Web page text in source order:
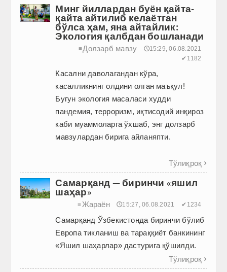
Минг йиллардан буён қайта-
қайта айтилиб келаётган
бўлса ҳам, яна айтайлик:
Экология қалбдан бошланади
≡Долзарб мавзу
🕔15:29, 06.08.2021
✔1182
Касални даволагандан кўра,
касалликнинг олдини олган маъқул!
Бугун экология масаласи худди
пандемия, терроризм, иқтисодий инқироз
каби муаммоларга ўхшаб, энг долзарб
мавзулардан бирига айланяпти.
Тўлиқроқ 
Самарқанд — биринчи «яшил
шаҳар»
≡ Жараён 🕔15:27, 06.08.2021 ✔1234
Самарқанд Ўзбекистонда биринчи бўлиб
Европа тикланиш ва тараққиёт банкининг
«Яшил шаҳарлар» дастурига қўшилди.
Тўлиқроқ 